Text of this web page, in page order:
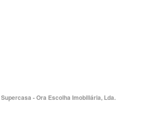
- Ora Escolha Imobiliária, Lda.